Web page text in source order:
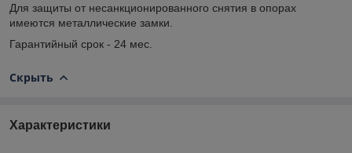
Для защиты от несанкционированного снятия в опорах
имеются металлические замки.
Гарантийный срок - 24 мес.
Скрыть
Характеристики